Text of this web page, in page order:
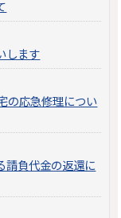
します
の応急修理につい
請負代金の返還に